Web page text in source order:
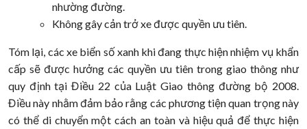
nhường đường.
Không gây cản trở xe được quyền ưu tiên.
Tóm lại, các xe biển số xanh khi đang thực hiện nhiệm vụ khẩn
cấp sẽ được hưởng các quyền ưu tiên trong giao thông như
quy định tại Điều 22 của Luật Giao thông đường bộ 2008.
Điều này nhằm đảm bảo rằng các phương tiện quan trọng này
có thể di chuyển một cách an toàn và hiệu quả để thực hiện